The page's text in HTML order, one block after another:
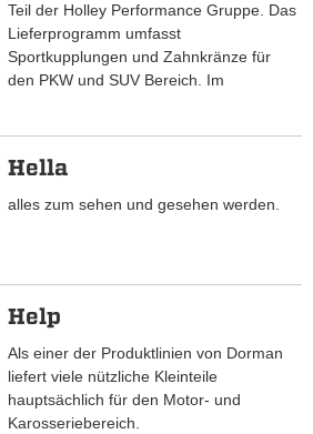
Teil der Holley Performance Gruppe. Das
Lieferprogramm umfasst
Sportkupplungen und Zahnkränze für
den PKW und SUV Bereich. Im
Hella
alles zum sehen und gesehen werden.
Help
Als einer der Produktlinien von Dorman
liefert viele nützliche Kleinteile
hauptsächlich für den Motor- und
Karosseriebereich.